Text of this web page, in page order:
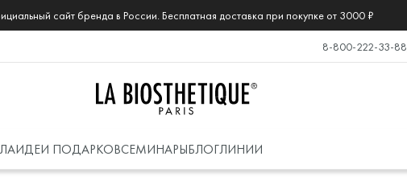
сайт бренда в России. Бесплатная доставка при покупке от 3000 ₽
8-800-222-33-88
ИДЕИ ПОДАРКОВСЕМИНАРЫБЛОГЛИНИИ